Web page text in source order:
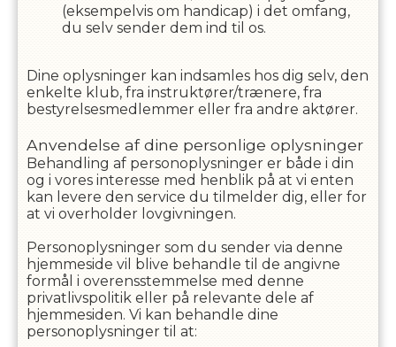
(eksempelvis om handicap) i det omfang,
du selv sender dem ind til os.
Dine oplysninger kan indsamles hos dig selv, den
enkelte klub, fra instruktører/trænere, fra
bestyrelsesmedlemmer eller fra andre aktører.
Anvendelse af dine personlige oplysninger
Behandling af personoplysninger er både i din
og i vores interesse med henblik på at vi enten
kan levere den service du tilmelder dig, eller for
at vi overholder lovgivningen.
Personoplysninger som du sender via denne
hjemmeside vil blive behandle til de angivne
formål i overensstemmelse med denne
privatlivspolitik eller på relevante dele af
hjemmesiden. Vi kan behandle dine
personoplysninger til at: